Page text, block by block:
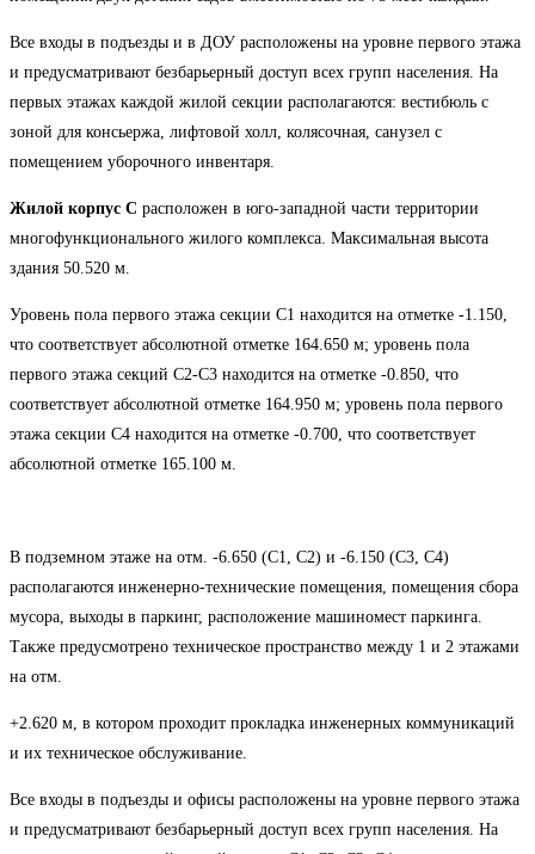
Все входы в подъезды и в ДОУ расположены на уровне первого этажа
и предусматривают безбарьерный доступ всех групп населения. На
первых этажах каждой жилой секции располагаются: вестибюль с
зоной для консьержа, лифтовой холл, колясочная, санузел с
помещением уборочного инвентаря.
Жилой корпус С расположен в юго-западной части территории
многофункционального жилого комплекса. Максимальная высота
здания 50.520 м.
Уровень пола первого этажа секции С1 находится на отметке -1.150,
что соответствует абсолютной отметке 164.650 м; уровень пола
первого этажа секций С2-С3 находится на отметке -0.850, что
соответствует абсолютной отметке 164.950 м; уровень пола первого
этажа секции С4 находится на отметке -0.700, что соответствует
абсолютной отметке 165.100 м.
В подземном этаже на отм. -6.650 (С1, С2) и -6.150 (С3, С4)
располагаются инженерно-технические помещения, помещения сбора
мусора, выходы в паркинг, расположение машиномест паркинга.
Также предусмотрено техническое пространство между 1 и 2 этажами
на отм.
+2.620 м, в котором проходит прокладка инженерных коммуникаций
и их техническое обслуживание.
Все входы в подъезды и офисы расположены на уровне первого этажа
и предусматривают безбарьерный доступ всех групп населения. На